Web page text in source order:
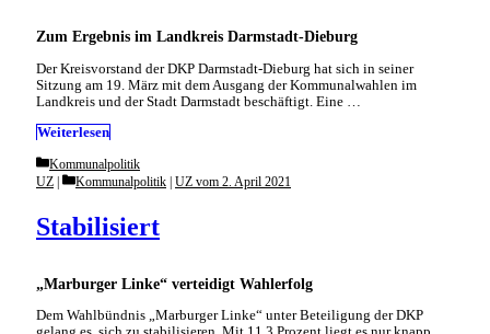
Zum Ergebnis im Landkreis Darmstadt-Dieburg
Der Kreisvorstand der DKP Darmstadt-Dieburg hat sich in seiner
Sitzung am 19. März mit dem Ausgang der Kommunalwahlen im
Landkreis und der Stadt Darmstadt beschäftigt. Eine …
Weiterlesen
Categories
Kommunalpolitik
„Marburger Linke“ verteidigt Wahlerfolg
Stabilisiert
UZ Categories
Kommunalpolitik | UZ vom 2. April 2021
Dem Wahlbündnis „Marburger Linke“ unter Beteiligung der DKP